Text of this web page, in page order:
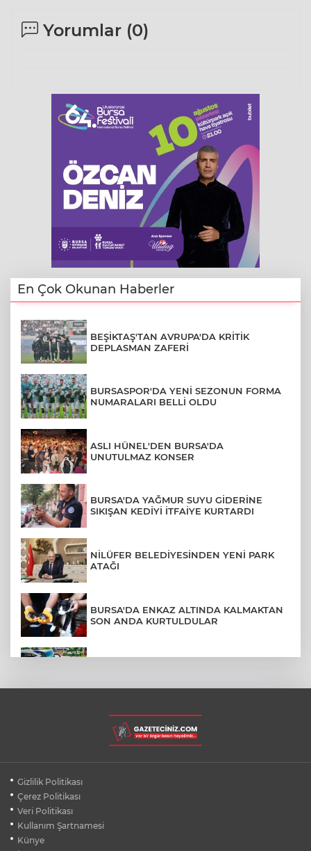
Yorumlar (0)
En Çok Okunan Haberler
BEŞİKTAŞ'TAN AVRUPA'DA KRİTİK
DEPLASMAN ZAFERİ
BURSASPOR'DA YENİ SEZONUN FORMA
NUMARALARI BELLİ OLDU
ASLI HÜNEL'DEN BURSA'DA
UNUTULMAZ KONSER
BURSA'DA YAĞMUR SUYU GİDERİNE
SIKIŞAN KEDİYİ İTFAİYE KURTARDI
NİLÜFER BELEDİYESİNDEN YENİ PARK
ATAĞI
BURSA'DA ENKAZ ALTINDA KALMAKTAN
SON ANDA KURTULDULAR
BURSA'DA DEPO YANGINI BİNAYA
SIÇRAMADAN SÖNDÜRÜLDÜ
SİLİVRİ'DE YANGIN: MAHSUR KALANLAR
Gizlilik Politikası
Çerez Politikası
Veri Politikası
Kullanım Şartnamesi
Künye